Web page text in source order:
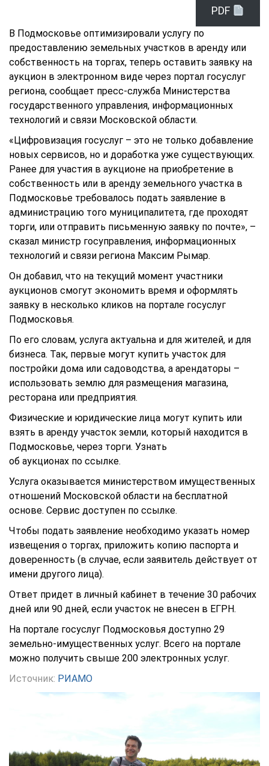
PDF
В Подмосковье оптимизировали услугу по
предоставлению земельных участков в аренду или
собственность на торгах, теперь оставить заявку на
аукцион в электронном виде через портал госуслуг
региона, сообщает пресс-служба Министерства
государственного управления, информационных
технологий и связи Московской области.
«Цифровизация госуслуг – это не только добавление
новых сервисов, но и доработка уже существующих.
Ранее для участия в аукционе на приобретение в
собственность или в аренду земельного участка в
Подмосковье требовалось подать заявление в
администрацию того муниципалитета, где проходят
торги, или отправить письменную заявку по почте», –
сказал министр госуправления, информационных
технологий и связи региона Максим Рымар.
Он добавил, что на текущий момент участники
аукционов смогут экономить время и оформлять
заявку в несколько кликов на портале госуслуг
Подмосковья.
По его словам, услуга актуальна и для жителей, и для
бизнеса. Так, первые могут купить участок для
постройки дома или садоводства, а арендаторы –
использовать землю для размещения магазина,
ресторана или предприятия.
Физические и юридические лица могут купить или
взять в аренду участок земли, который находится в
Подмосковье, через торги. Узнать
об аукционах по ссылке.
Услуга оказывается министерством имущественных
отношений Московской области на бесплатной
основе. Сервис доступен по ссылке.
Чтобы подать заявление необходимо указать номер
извещения о торгах, приложить копию паспорта и
доверенность (в случае, если заявитель действует от
имени другого лица).
Ответ придет в личный кабинет в течение 30 рабочих
дней или 90 дней, если участок не внесен в ЕГРН.
На портале госуслуг Подмосковья доступно 29
земельно-имущественных услуг. Всего на портале
можно получить свыше 200 электронных услуг.
Источник: РИАМО